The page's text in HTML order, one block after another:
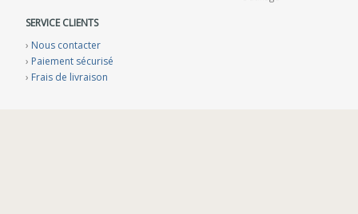
SERVICE CLIENTS
› Nous contacter
› Paiement sécurisé
› Frais de livraison